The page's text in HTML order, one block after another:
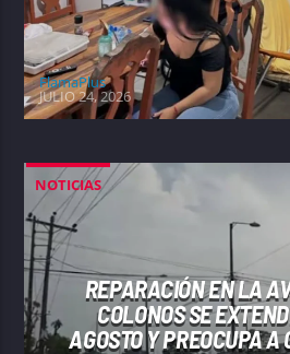
FlamaPlus
JULIO 24, 2026
NOTICIAS
REPARACIÓN EN LA
COLONOS SE
AGOSTO Y PREOCUPA A